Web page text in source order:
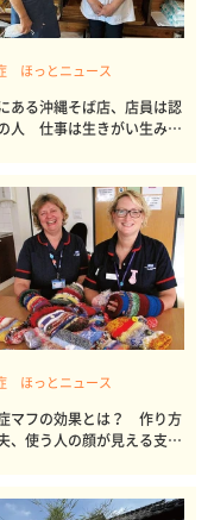
ほっとニュース
ある沖縄そば店、店員は認
人 仕事は生きがい生み出
ほっとニュース
マフの効果とは？ 作り方
、使う人の顔が見える支援